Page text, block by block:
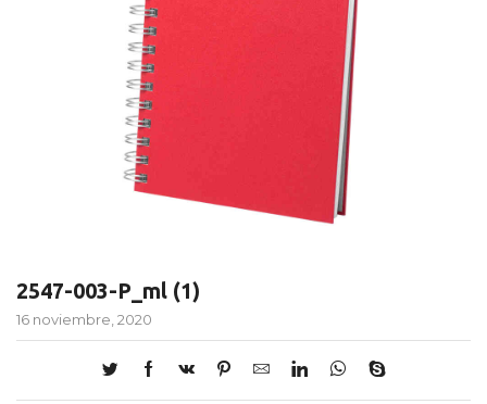
2547-003-P_ml (1)
16 noviembre, 2020